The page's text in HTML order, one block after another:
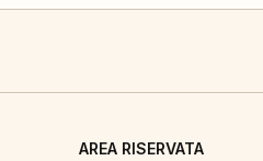
AREA RISERVATA